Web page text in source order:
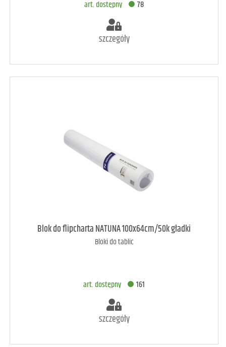
art. dostępny 78
szczegóły
art. dostępny 78
Blok do flipcharta NATUNA 100x64cm/50k gładki
Bloki do tablic
art. dostępny 161
szczegóły